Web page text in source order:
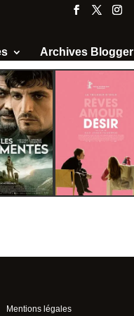
Archives Blogger
Mentions légales